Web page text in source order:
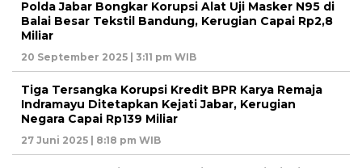
Polda Jabar Bongkar Korupsi Alat Uji Masker N95 di
Balai Besar Tekstil Bandung, Kerugian Capai Rp2,8
Miliar
20 September 2025 | 3:11 pm WIB
Tiga Tersangka Korupsi Kredit BPR Karya Remaja
Indramayu Ditetapkan Kejati Jabar, Kerugian
Negara Capai Rp139 Miliar
27 Juni 2025 | 8:18 pm WIB